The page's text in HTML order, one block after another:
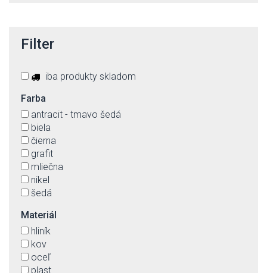
Filter
iba produkty skladom
Farba
antracit - tmavo šedá
biela
čierna
grafit
mliečna
nikel
šedá
Materiál
hliník
kov
oceľ
plast